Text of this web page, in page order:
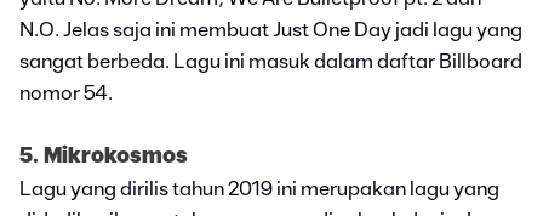
N.O. Jelas saja ini membuat Just One Day jadi lagu yang
sangat berbeda. Lagu ini masuk dalam daftar Billboard
nomor 54.
5. Mikrokosmos
Lagu yang dirilis tahun 2019 ini merupakan lagu yang